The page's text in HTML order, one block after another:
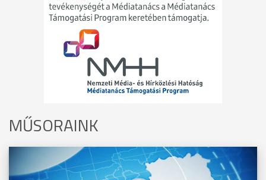
MŰSORAINK